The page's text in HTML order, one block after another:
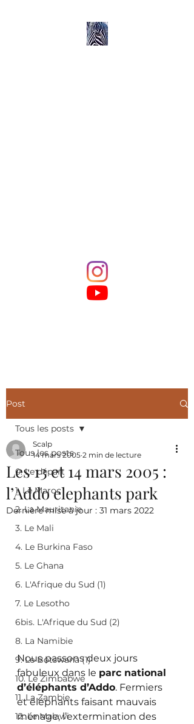
Post
Tous les posts
0. Le départ
1. Le Maroc
2. La Mauritanie
3. Le Mali
4. Le Burkina Faso
5. Le Ghana
6. L'Afrique du Sud (1)
7. Le Lesotho
6bis. L'Afrique du Sud (2)
8. La Namibie
9. Le Botswana (1)
10. Le Zimbabwe
11. La Zambie
12. Le Malawi
Tous les posts
Les 13 et 14 mars 2005 :
l’Addo elephants park
Scalp
14 mars 2005 2 min de lecture
Dernière mise à jour : 31 mars 2022
Nous passons deux jours
fabuleux dans le parc national
d’éléphants d’Addo. Fermiers
et éléphants faisant mauvais
ménage, l’extermination des